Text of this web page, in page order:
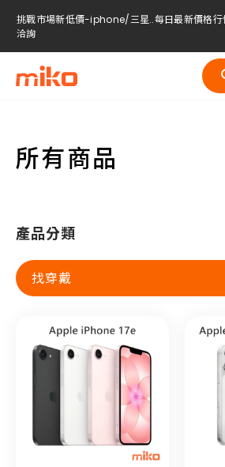
挑戰市場新低價-iphone/三星..每日最新價格行
洽詢
挑戰市場新低價-iphone/三星..每日最新價格行
洽詢
挑戰市場新低價-iphone/三星..每日最新價格行
所有商品
產品分類
找穿戴